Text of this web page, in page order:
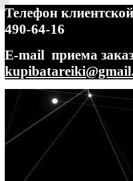
Телефон
490-64-16
E-mail приема
Перейти
навигации
Перейти
содержимому